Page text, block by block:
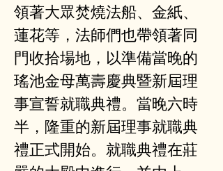
領著大眾焚燒法船、金紙、
蓮花等，法師們也帶領著同
門收拾場地，以準備當晚的
瑤池金母萬壽慶典暨新屆理
事宣誓就職典禮。當晚六時
半，隆重的新屆理事就職典
禮正式開始。就職典禮在莊